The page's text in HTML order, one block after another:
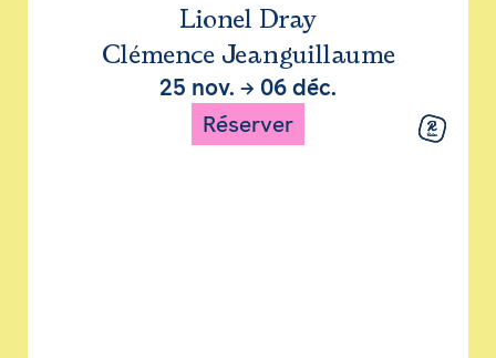
Lionel Dray
Clémence Jeanguillaume
25 nov. → 06 déc.
Réserver